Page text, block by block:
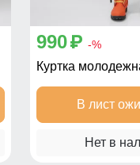
990 p -%
Куртка
В лист
Нет в